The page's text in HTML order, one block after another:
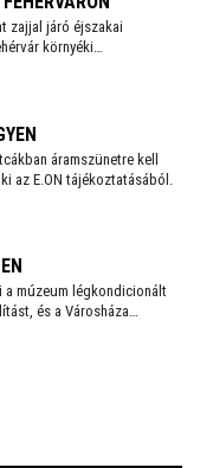
kiemelten a
vigyázzunk a
zajjal járó éjszakai
környéki
augusztus
áramszünetre kell
az E.ON tájékoztatásából.
a múzeum légkondicionált
és a Városháza
kedden, ahol pedig